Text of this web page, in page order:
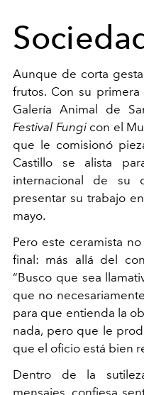
Aunque de corta
frutos. Con su
Galería Animal de
Festival Fungicon el
que le comisionó
Castillo se alista
internacional de su
presentar su trabajo
mayo.
Pero este ceramista
final: más allá del
“Busco que sea
que no
para que entienda la
nada, pero que le
que el oficio está bien
Dentro de la
mensajes, confiesa